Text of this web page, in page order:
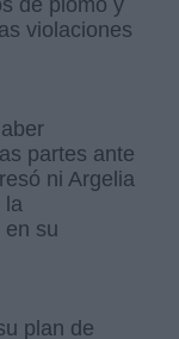
de plomo y
violaciones
partes ante
ni Argelia
la
en su
plan de